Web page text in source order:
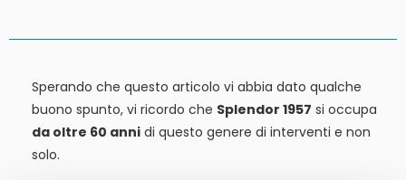
Sperando che questo articolo vi abbia dato qualche
buono spunto, vi ricordo che Splendor 1957 si occupa
da oltre 60 anni di questo genere di interventi e non
solo.